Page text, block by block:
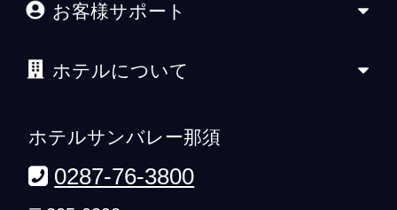
お客様サポート
ホテルについて
ホテルサンバレー那須
0287-76-3800